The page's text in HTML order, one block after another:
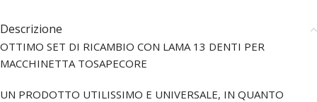
Descrizione
OTTIMO SET DI RICAMBIO CON LAMA 13 DENTI PER
MACCHINETTA TOSAPECORE
UN PRODOTTO UTILISSIMO E UNIVERSALE, IN QUANTO